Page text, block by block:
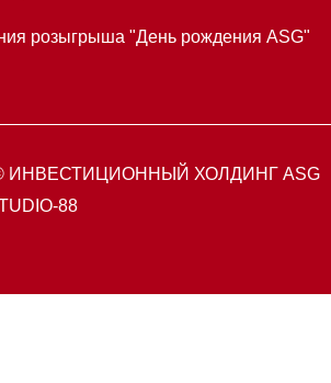
розыгрыша "День рождения ASG"
ИНВЕСТИЦИОННЫЙ ХОЛДИНГ ASG
88